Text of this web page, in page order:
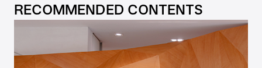
RECOMMENDED CONTENTS